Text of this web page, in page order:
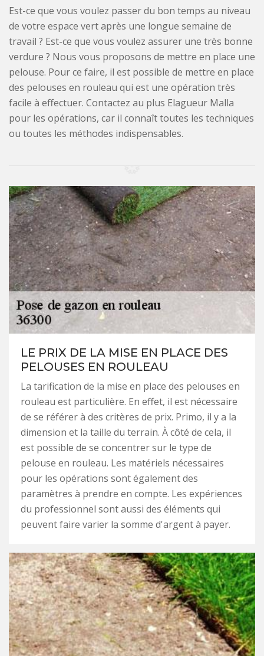
Est-ce que vous voulez passer du bon temps au niveau
de votre espace vert après une longue semaine de
travail ? Est-ce que vous voulez assurer une très bonne
verdure ? Nous vous proposons de mettre en place une
pelouse. Pour ce faire, il est possible de mettre en place
des pelouses en rouleau qui est une opération très
facile à effectuer. Contactez au plus Elagueur Malla
pour les opérations, car il connaît toutes les techniques
ou toutes les méthodes indispensables.
LE PRIX DE LA MISE EN PLACE DES
PELOUSES EN ROULEAU
La tarification de la mise en place des pelouses en
rouleau est particulière. En effet, il est nécessaire
de se référer à des critères de prix. Primo, il y a la
dimension et la taille du terrain. À côté de cela, il
est possible de se concentrer sur le type de
pelouse en rouleau. Les matériels nécessaires
pour les opérations sont également des
paramètres à prendre en compte. Les expériences
du professionnel sont aussi des éléments qui
peuvent faire varier la somme d'argent à payer.